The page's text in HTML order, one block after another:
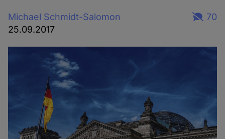
Michael Schmidt-Salomon
25.09.2017
70